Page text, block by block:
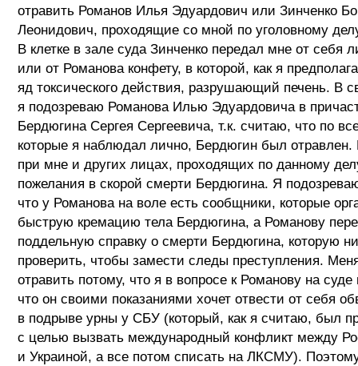
отравить Романов Илья Эдуардович или Зинченко
Леонидович, проходящие со мной по уголовному
В клетке в зале суда Зинченко передал мне от себя
или от Романова конфету, в которой, как я
яд токсического действия, разрушающий печень. В
я подозреваю Романова Илью Эдуардовича в
Бердюгина Сергея Сергеевича, т.к. считаю, что по
которые я наблюдал лично, Бердюгин был отравлен.
при мне и других лицах, проходящих по данному
пожелания в скорой смерти Бердюгина. Я
что у Романова на воле есть сообщники, которые
быструю кремацию тела Бердюгина, а Романову
поддельную справку о смерти Бердюгина, которую
проверить, чтобы замести следы преступления.
отравить потому, что я в вопросе к Романову на суде
что он своими показаниями хочет отвести от себя
в подрыве урны у СБУ (который, как я считаю, был
с целью вызвать международный конфликт между
и Украиной, а все потом списать на ЛКСМУ).